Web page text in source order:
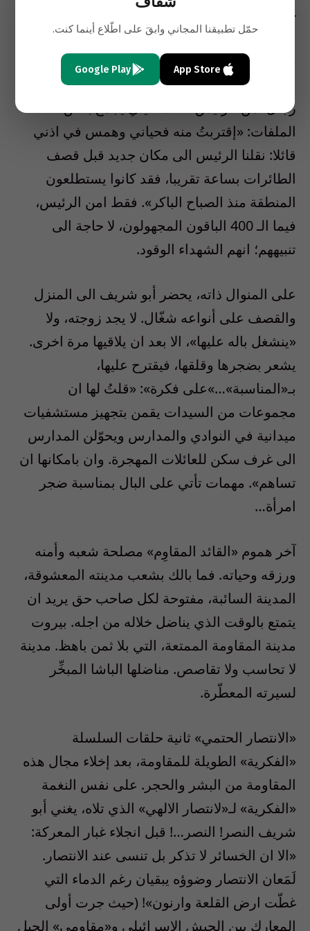
غزوها للبنان عمارة عكر في حي الصنائع وقتلت
فيها 400 مواطن لبناني وفلسطيني. يهرع ابو
شريف الى مكان العمارة للسؤال عن «الرئيس
عرفات»، للاطمئنان عليه وحده. فيجد هناك أحد
رجال أمن الرئيس الفلسطيني يجمع بعض
الملفات: «إقتربتُ منه فحياني وهمس في اذني
قائلا: نقلنا الرئيس الى مكان جديد قبل قصف
الطائرات بساعة تقريبا، فقد كانوا يستطلعون
المنطقة منذ الصباح الباكر». فقط امن الرئيس،
فيما الـ 400 الباقون المجهولون، لا حاجة الى
تنبيههم؛ انهم الشهداء الوقود.
على المنوال ذاته، يحضر أبو شريف الى المنزل
والقصف على أنواعه شغّال. لا يجد زوجته، ولا
«ينشغل باله عليها»، الا بعد ان يلاقيها مرة اخرى.
يشعر بضجرها وقلقها، فيقترح عليها،
بـ«المناسبة»…»على فكرة»: «قلتُ لها ان
مجموعات من السيدات يقمن بتجهيز مستشفيات
ميدانية في النوادي والمدارس ويحوّلن المدارس
الى غرف سكن للعائلات المهجرة. وان بامكانها ان
تساهم». مهمات تأتي على البال بمناسبة ضجر
امرأة…
آخر هموم «القائد المقاوِم» مصلحة شعبه وأمنه
ورزقه وحياته. فما بالك بشعب مدينته المعشوقة،
المدينة السائبة، مفتوحة لكل صاحب حق يريد ان
يتمتع بالوقت الذي يناضل خلاله من اجله. بيروت
مدينة المقاومة الممتعة، التي بلا ثمن باهظ. مدينة
لا تحاسب ولا تقاصص. مناضلها الباشا المبخِّر
لسيرته المعطّرة.
«الانتصار الحتمي» ثانية حلقات السلسلة
«الفكرية» الطويلة للمقاومة، بعد إخلاء مجال هذه
المقاومة من البشر والحجر. على نفس النغمة
«الفكرية» لـ«لانتصار الالهي» الذي تلاه، يغني أبو
شريف النصر! النصر…! قبل انجلاء غبار المعركة:
«الا ان الخسائر لا تذكر بل تنسى عند الانتصار.
لَمَعان الانتصار وضوؤه يبقيان رغم الدماء التي
غطّت ارض القلعة وارنون»! (حيث جرت أولى
المعارك بين الجيش الاسرائيلي و«مقاوِمي» الجيل
حمّل تطبيقنا المجاني وابقَ على اطّلاع أينما كنت.
App Store
Google Play